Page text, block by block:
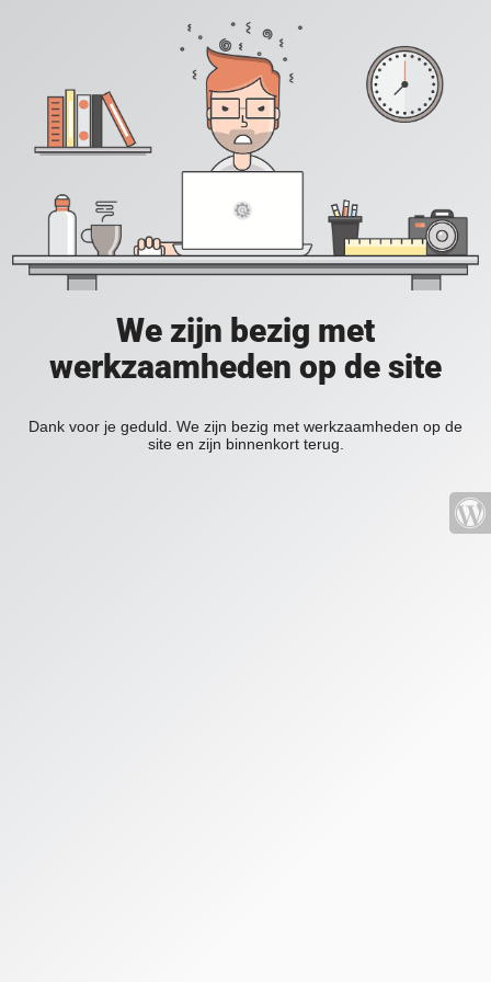
We zijn bezig met
werkzaamheden op de site
Dank voor je geduld. We zijn bezig met werkzaamheden op de
site en zijn binnenkort terug.